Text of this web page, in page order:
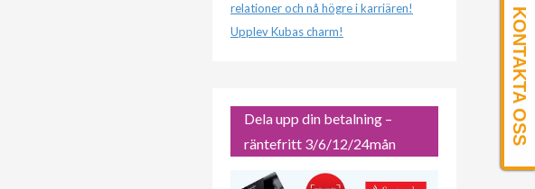
relationer och nå högre i karriären!
Upplev Kubas charm!
Dela upp din betalning –
räntefritt 3/6/12/24mån
KONTAKTA OSS